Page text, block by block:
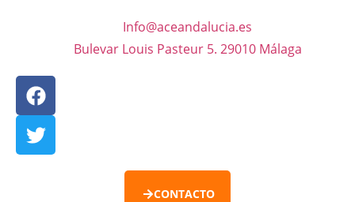
Info@aceandalucia.es
Bulevar Louis Pasteur 5. 29010 Málaga
CONTACTO